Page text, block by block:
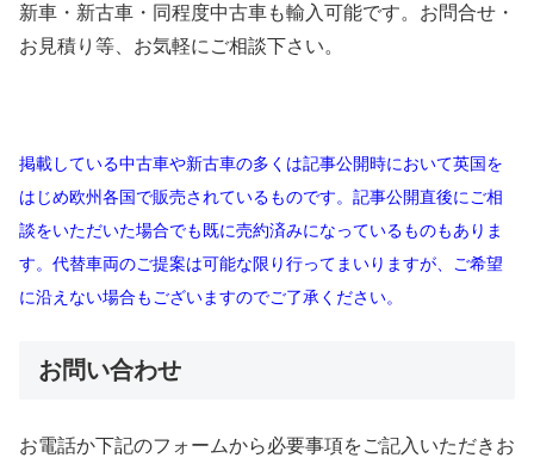
新車・新古車・同程度中古車も輸入可能です。お問合せ・
お見積り等、お気軽にご相談下さい。
掲載している中古車や新古車の多くは記事公開時において英国を
はじめ欧州各国で販売されているものです。記事公開直後にご相
談をいただいた場合でも既に売約済みになっているものもありま
す。代替車両のご提案は可能な限り行ってまいりますが、ご希望
に沿えない場合もございますのでご了承ください。
お問い合わせ
お電話か下記のフォームから必要事項をご記入いただきお